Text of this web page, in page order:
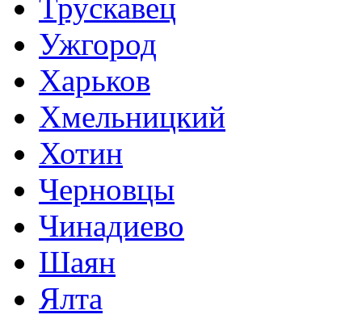
Трускавец
Ужгород
Харьков
Хмельницкий
Хотин
Черновцы
Чинадиево
Шаян
Ялта